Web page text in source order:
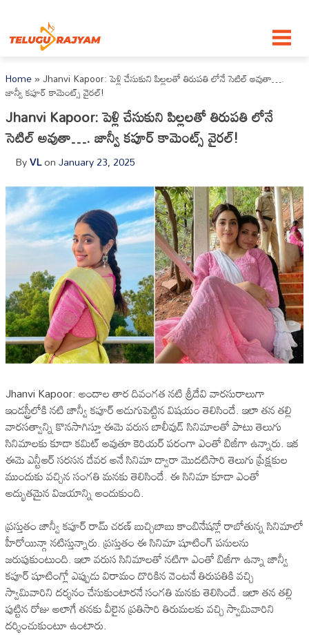
Home»Jhanvi Kapoor: పెళ్లి చేసుకుని పిల్లలతో తిరుపతి లోనే సెటిల్ అవుతా….
జాన్వీ కపూర్ కామెంట్స్ వైరల్!
Jhanvi Kapoor: పెళ్లి చేసుకుని పిల్లలతో తిరుపతి లోనే
సెటిల్ అవుతా…. జాన్వీ కపూర్ కామెంట్స్ వైరల్!
ByVLonJanuary 23, 2025
Jhanvi Kapoor: అందాల తార దివంగత నటి శ్రీదేవి వారసురాలుగా
ఇండస్ట్రీలోకి నటి జాన్వీ కపూర్ అడుగుపెట్టిన విషయం తెలిసిందే. ఇలా తన తల్లి
వారసత్వాన్ని కొనసాగిస్తూ ఈమె వరుస బాలీవుడ్ సినిమాలతో పాటు తెలుగు
సినిమాలకు కూడా కమిట్ అవుతూ కెరియర్ పరంగా ఎంతో బిజీగా ఉన్నారు. ఇక
ఈమె ఎన్టీఆర్ సరసన దేవర అనే సినిమా ద్వారా మొదటిసారి తెలుగు ప్రేక్షకుల
ముందుకు వచ్చిన సంగతి మనకు తెలిసిందే. ఈ సినిమా కూడా ఎంతో
అద్భుతమైన విజయాన్ని అందుకుంది.
ప్రస్తుతం జాన్వీ కపూర్ రామ్ చరణ్ బుచ్చిబాబు కాంబినేషన్లో రాబోతున్న సినిమాలో
హీరోయిన్గా నటిస్తున్నారు. ప్రస్తుతం ఈ సినిమా షూటింగ్ పనులను
జరుపుకుంటుంది. ఇలా వరుస సినిమాలతో నటిగా ఎంతో బిజీగా ఉన్నా జాన్వీ
కపూర్ షూటింగ్లో ఎప్పుడు విరామం దొరికిన వెంటనే తిరుపతికి వచ్చి
స్వామివారిని దర్శనం చేసుకుంటారనే సంగతి మనకు తెలిసిందే. ఇలా తన తల్లి
పుట్టిన రోజు అలాగే తనకు వీలైన ప్రతిసారి తిరుమలకు వచ్చి స్వామివారిని
దర్శించుకుంటూ ఉంటారు.